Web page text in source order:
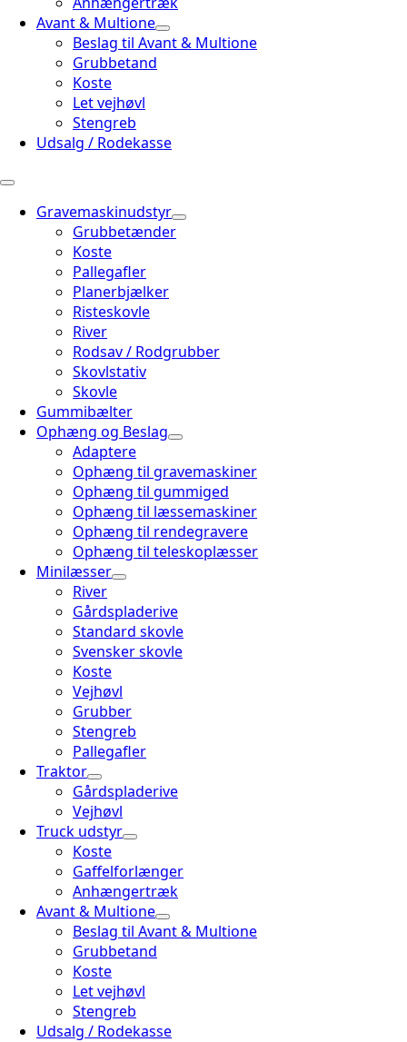
Avant & Multione
Beslag til Avant & Multione
Grubbetand
Koste
Let vejhøvl
Stengreb
Udsalg / Rodekasse
Gravemaskinudstyr
Grubbetænder
Koste
Pallegafler
Planerbjælker
Risteskovle
River
Rodsav / Rodgrubber
Skovlstativ
Skovle
Gummibælter
Ophæng og Beslag
Adaptere
Ophæng til gravemaskiner
Ophæng til gummiged
Ophæng til læssemaskiner
Ophæng til rendegravere
Ophæng til teleskoplæsser
Minilæsser
River
Gårdspladerive
Standard skovle
Svensker skovle
Koste
Vejhøvl
Grubber
Stengreb
Pallegafler
Traktor
Gårdspladerive
Vejhøvl
Truck udstyr
Koste
Gaffelforlænger
Anhængertræk
Avant & Multione
Beslag til Avant & Multione
Grubbetand
Koste
Let vejhøvl
Stengreb
Udsalg / Rodekasse